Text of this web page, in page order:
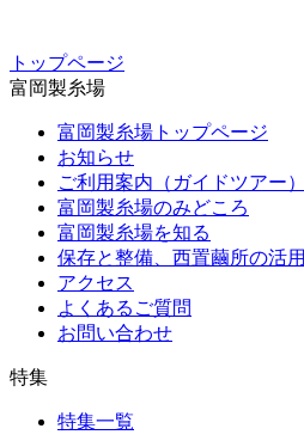
トップページ
富岡製糸場
富岡製糸場トップページ
お知らせ
ご利用案内（ガイドツアー）
富岡製糸場のみどころ
富岡製糸場を知る
保存と整備、西置繭所の活用
アクセス
よくあるご質問
お問い合わせ
特集
特集一覧